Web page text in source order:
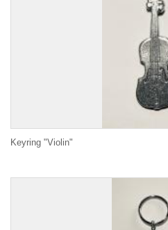
Keyring "Violin"